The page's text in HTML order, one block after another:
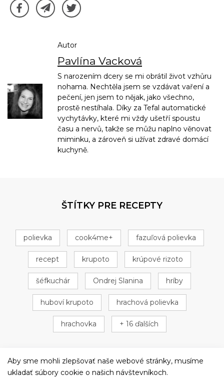
Autor
Pavlína Vacková
S narozením dcery se mi obrátil život vzhůru
nohama. Nechtěla jsem se vzdávat vaření a
pečení, jen jsem to nějak, jako všechno,
prostě nestíhala. Díky za Tefal automatické
vychytávky, které mi vždy ušetří spoustu
času a nervů, takže se můžu naplno věnovat
miminku, a zároveň si užívat zdravé domácí
kuchyně.
ŠTÍTKY PRE RECEPTY
polievka cook4me+ fazuľová polievka
recept krupoto krúpové rizoto
šéfkuchár Ondrej Slanina hríby
huboví krupoto hrachová polievka
hrachovka + 16 ďalších
Aby sme mohli zlepšovať naše webové stránky, musíme
ukladať súbory cookie o našich návštevníkoch.